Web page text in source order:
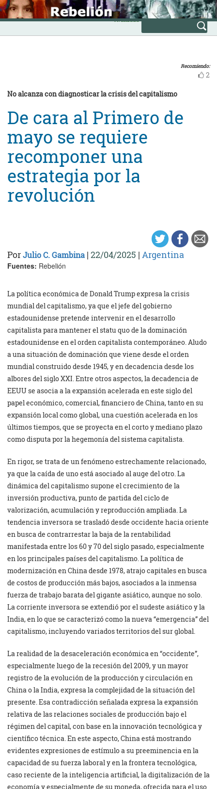
Skip
to
content
INICIO
Avanzada
Recomiendo:
2
No alcanza con diagnosticar la crisis del capitalismo
De cara al Primero de
mayo se requiere
recomponer una
estrategia por la
revolución
PorJulio C. Gambina | 22/04/2025 | Argentina
Fuentes: Rebelión
La política económica de Donald Trump expresa la crisis
mundial del capitalismo, ya que el jefe del gobierno
estadounidense pretende intervenir en el desarrollo
capitalista para mantener el statu quo de la dominación
estadounidense en el orden capitalista contemporáneo. Aludo
a una situación de dominación que viene desde el orden
mundial construido desde 1945, y en decadencia desde los
albores del siglo XXI. Entre otros aspectos, la decadencia de
EEUU se asocia a la expansión acelerada en este siglo del
papel económico, comercial, financiero de China, tanto en su
expansión local como global, una cuestión acelerada en los
últimos tiempos, que se proyecta en el corto y mediano plazo
como disputa por la hegemonía del sistema capitalista.
En rigor, se trata de un fenómeno estrechamente relacionado,
ya que la caída de uno está asociado al auge del otro. La
dinámica del capitalismo supone el crecimiento de la
inversión productiva, punto de partida del ciclo de
valorización, acumulación y reproducción ampliada. La
tendencia inversora se trasladó desde occidente hacia oriente
en busca de contrarrestar la baja de la rentabilidad
manifestada entre los 60 y 70 del siglo pasado, especialmente
en los principales países del capitalismo. La política de
modernización en China desde 1978, atrajo capitales en busca
de costos de producción más bajos, asociados a la inmensa
fuerza de trabajo barata del gigante asiático, aunque no solo.
La corriente inversora se extendió por el sudeste asiático y la
India, en lo que se caracterizó como la nueva “emergencia” del
capitalismo, incluyendo variados territorios del sur global.
La realidad de la desaceleración económica en “occidente”,
especialmente luego de la recesión del 2009, y un mayor
registro de la evolución de la producción y circulación en
China o la India, expresa la complejidad de la situación del
presente. Esa contradicción señalada expresa la expansión
relativa de las relaciones sociales de producción bajo el
régimen del capital, con base en la innovación tecnológica y
científico técnica. En este aspecto, China está mostrando
evidentes expresiones de estímulo a su preeminencia en la
capacidad de su fuerza laboral y en la frontera tecnológica,
caso reciente de la inteligencia artificial, la digitalización de la
economía y especialmente de su moneda, ofrecida para el uso